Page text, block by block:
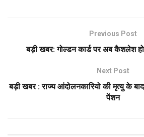
Previous Post
बड़ी खबर: गोल्डन कार्ड पर अब कैशलेश
Next Post
बड़ी खबर : राज्य आंदोलनकारियो की मृत्यु के
पेंशन